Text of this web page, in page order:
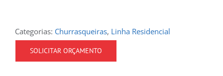
Categorias: Churrasqueiras, Linha Residencial
SOLICITAR ORÇAMENTO